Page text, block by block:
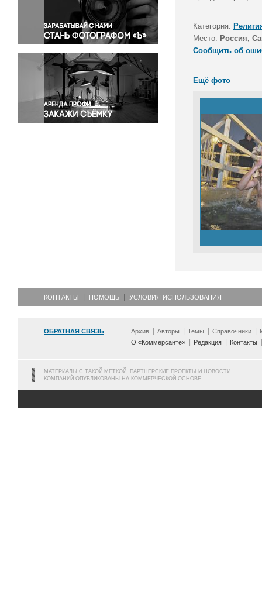
Правосудие
Происшествия и конфликты
Религия
Светская жизнь
Спорт
Экология
Экономика и бизнес
Категория:
Место: Россия,
Сообщить об
Ещё фото
КОНТАКТЫ ПОМОЩЬ УСЛОВИЯ ИСПОЛЬЗОВАНИЯ
ОБРАТНАЯ СВЯЗЬ Архив Авторы Темы Справочники
О «Коммерсанте»
Редакция Контакты
МАТЕРИАЛЫ С ТАКОЙ МЕТКОЙ, ПАРТНЕРСКИЕ ПРОЕКТЫ И НОВОСТИ
КОМПАНИЙ ОПУБЛИКОВАНЫ НА КОММЕРЧЕСКОЙ ОСНОВЕ